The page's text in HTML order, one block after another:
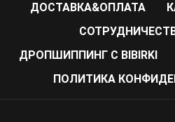
ДОСТАВКА&ОПЛАТА
ДРОПШИППИНГ С BIBIRKI
ПОЛИТИКА